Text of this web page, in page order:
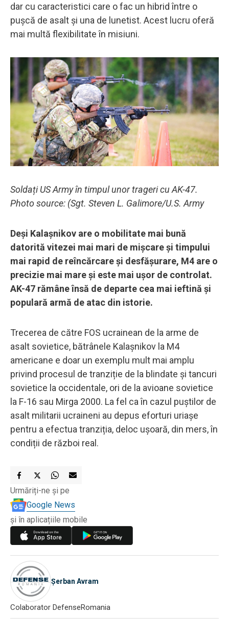
dar cu caracteristici care o fac un hibrid între o
pușcă de asalt și una de lunetist. Acest lucru oferă
mai multă flexibilitate în misiuni.
Soldați US Army în timpul unor trageri cu AK-47.
Photo source: (Sgt. Steven L. Galimore/U.S. Army
Deși Kalașnikov are o mobilitate mai bună
datorită vitezei mai mari de mișcare și timpului
mai rapid de reîncărcare și desfășurare, M4 are o
precizie mai mare și este mai ușor de controlat.
AK-47 rămâne însă de departe cea mai ieftină și
populară armă de atac din istorie.
Trecerea de către FOS ucrainean de la arme de
asalt sovietice, bătrânele Kalașnikov la M4
americane e doar un exemplu mult mai amplu
privind procesul de tranziție de la blindate și tancuri
sovietice la occidentale, ori de la avioane sovietice
la F-16 sau Mirga 2000. La fel ca în cazul puștilor de
asalt militarii ucraineni au depus eforturi uriașe
pentru a efectua tranziția, deloc ușoară, din mers, în
condiții de război real.
Urmăriți-ne și pe
Google News
și în aplicațiile mobile
Șerban Avram
Colaborator DefenseRomania